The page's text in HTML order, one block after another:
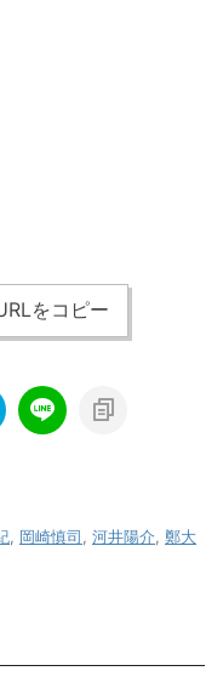
をコピー
, 岡崎慎司, 河井陽介, 鄭大